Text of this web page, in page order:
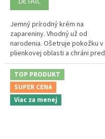
Jemný prírodný krém na
zapareniny. Vhodný už od
narodenia. Ošetruje pokožku v
plienkovej oblasti a chráni pred
vlhkosťou.
TOP PRODUKT
SUPER CENA
Viac za menej